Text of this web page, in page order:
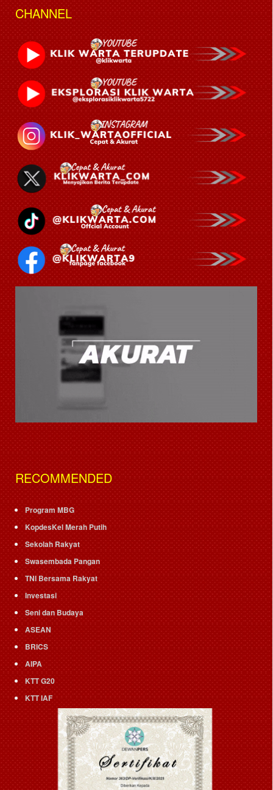
CHANNEL
RECOMMENDED
Program MBG
KopdesKel Merah Putih
Sekolah Rakyat
Swasembada Pangan
TNI Bersama Rakyat
Investasi
Seni dan Budaya
ASEAN
BRICS
AIPA
KTT G20
KTT IAF